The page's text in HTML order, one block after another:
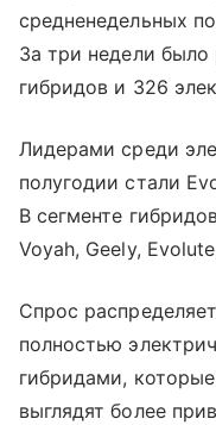
средненедельных
За три недели было
гибридов и 326
Лидерами среди
полугодии стали
В сегменте
Voyah, Geely,
Спрос
полностью
гибридами,
выглядят более